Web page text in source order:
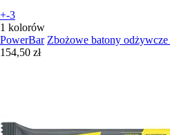
+-3
1 kolorów
PowerBar Zbożowe batony
154,50 zł